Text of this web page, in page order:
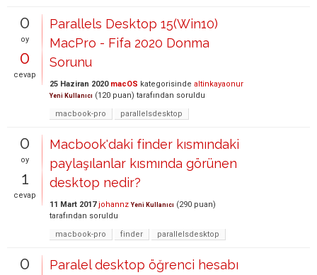
0
oy
0
cevap
Parallels Desktop 15(Win10)
MacPro - Fifa 2020 Donma
Sorunu
25 Haziran 2020 macOS kategorisinde altinkayaonur
Yeni Kullanıcı (120 puan) tarafından soruldu
macbook-pro
parallelsdesktop
0
oy
1
cevap
Macbook'daki finder kısmındaki
paylaşılanlar kısmında görünen
desktop nedir?
11 Mart 2017 johannz Yeni Kullanıcı (290 puan)
tarafından soruldu
macbook-pro
finder parallelsdesktop
0
Paralel desktop öğrenci hesabı